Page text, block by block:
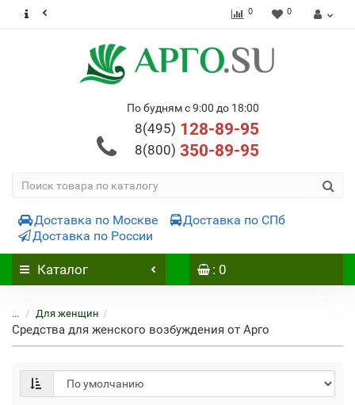
0 0
По будням с 9:00 до 18:00
8(495) 128-89-95
8(800) 350-89-95
Доставка по Москве
Доставка по СПб
Доставка по России
Каталог : 0
... Для женщин
Средства для женского возбуждения от Арго